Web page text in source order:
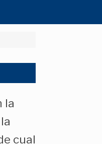
la
cual